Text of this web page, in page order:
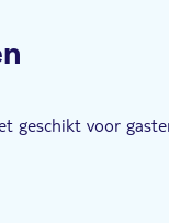
geschikt voor